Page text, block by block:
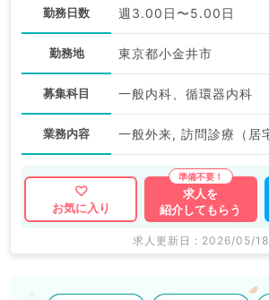
勤務日数 週3.00日〜5.00日
勤務地 東京都小金井市
募集科目 一般内科、循環器内科
業務内容
お気に入り
求人を
紹介してもらう
求人更新日 : 2026/05/18